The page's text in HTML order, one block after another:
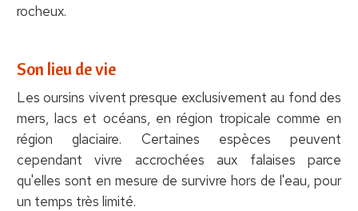
rocheux.
Son lieu de vie
Les oursins vivent presque exclusivement au fond des
mers, lacs et océans, en région tropicale comme en
région glaciaire. Certaines espèces peuvent
cependant vivre accrochées aux falaises parce
qu'elles sont en mesure de survivre hors de l'eau, pour
un temps très limité.